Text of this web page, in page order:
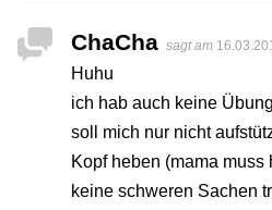
ChaCha sagt am
Huhu
ich hab auch keine
soll mich nur nicht
Kopf heben (mama
keine schweren Sachen